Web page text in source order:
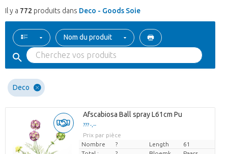
Il y a 772 produits dans Deco - Goods Soie
Nom du produit
Deco
Afscabiosa Ball spray L61cm Pu
??? -,--
Prix par pièce
Nombre
? Length
61